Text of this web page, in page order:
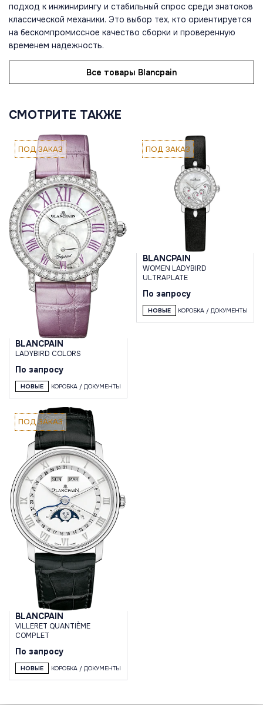
подход к инжинирингу и стабильный спрос среди знатоков
классической механики. Это выбор тех, кто ориентируется
на бескомпромиссное качество сборки и проверенную
временем надежность.
Все товары Blancpain
СМОТРИТЕ ТАКЖЕ
ПОД ЗАКАЗ
BLANCPAIN
LADYBIRD COLORS
По запросу
НОВЫЕ КОРОБКА / ДОКУМЕНТЫ
ПОД ЗАКАЗ
BLANCPAIN
WOMEN LADYBIRD
ULTRAPLATE
По запросу
НОВЫЕ КОРОБКА / ДОКУМЕНТЫ
ПОД ЗАКАЗ
BLANCPAIN
VILLERET QUANTIÈME
COMPLET
По запросу
НОВЫЕ КОРОБКА / ДОКУМЕНТЫ